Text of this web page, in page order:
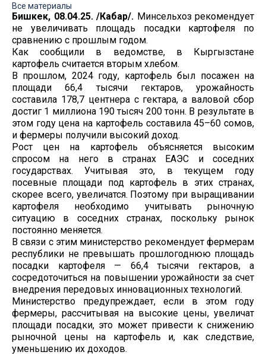
Все материалы
Бишкек, 08.04.25. /Кабар/. Минсельхоз рекомендует
не увеличивать площадь посадки картофеля по
сравнению с прошлым годом.
Как сообщили в ведомстве, в Кыргызстане
картофель считается вторым хлебом.
В прошлом, 2024 году, картофель был посажен на
площади 66,4 тысячи гектаров, урожайность
составила 178,7 центнера с гектара, а валовой сбор
достиг 1 миллиона 190 тысяч 200 тонн. В результате в
этом году цена на картофель составила 45–60 сомов,
и фермеры получили высокий доход.
Рост цен на картофель объясняется высоким
спросом на него в странах ЕАЭС и соседних
государствах. Учитывая это, в текущем году
посевные площади под картофель в этих странах,
скорее всего, увеличатся. Поэтому при выращивании
картофеля необходимо учитывать рыночную
ситуацию в соседних странах, поскольку рынок
постоянно меняется.
В связи с этим министерство рекомендует фермерам
республики не превышать прошлогоднюю площадь
посадки картофеля — 66,4 тысячи гектаров, а
сосредоточиться на повышении урожайности за счет
внедрения передовых инновационных технологий.
Министерство предупреждает, если в этом году
фермеры, рассчитывая на высокие цены, увеличат
площади посадки, это может привести к снижению
рыночной цены на картофель и, как следствие,
уменьшению их доходов.